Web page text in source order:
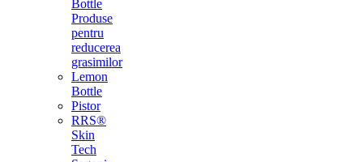
Bottle
Produse
pentru
reducerea
grasimilor
Lemon
Bottle
Pistor
RRS®
Skin
Tech